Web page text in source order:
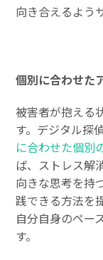
向き合えるよう
個別に合わせた
被害者が抱える
す。デジタル探
に合わせた個別
ば、ストレス解
向きな思考を持
践できる方法を
自分自身のペー
す。